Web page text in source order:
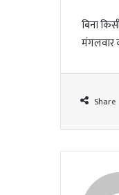
बिना
मंगलवार
Share